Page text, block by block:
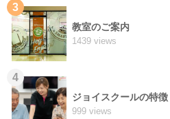
3
教室のご案内
1439 views
4
ジョイスクールの特徴
999 views